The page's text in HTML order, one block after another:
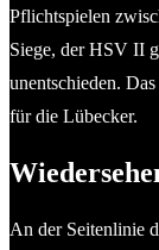
Pflichtspielen
Siege, der HSV II
unentschieden.
für die Lübecker.
An der Seitenlinie